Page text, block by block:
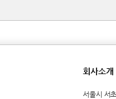
회사소개
서울시 서